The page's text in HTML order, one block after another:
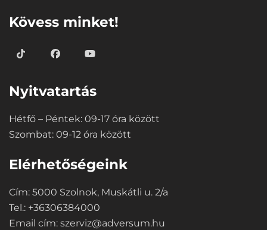
Kövess minket!
Nyitvatartás
Hétfő – Péntek: 09-17 óra között
Szombat: 09-12 óra között
Elérhetőségeink
Cím: 5000 Szolnok, Muskátli u. 2/a
Tel.: +36306384000
Email cím: szerviz@adversum.hu